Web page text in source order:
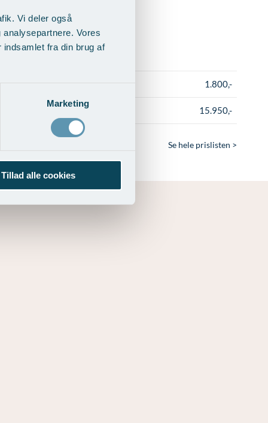
Vi deler også
Vores
fra din brug af
Marketing
Tillad alle cookies
1.800,-
15.950,-
Se hele prislisten >